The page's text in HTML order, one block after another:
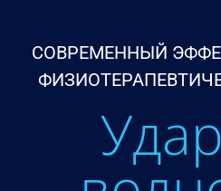
СОВРЕМЕННЫЙ